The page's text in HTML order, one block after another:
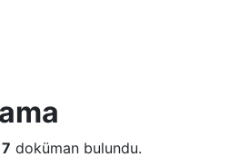
doküman bulundu.